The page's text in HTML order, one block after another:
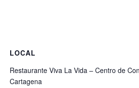
LOCAL
Restaurante Viva La Vida – Centro de
Cartagena